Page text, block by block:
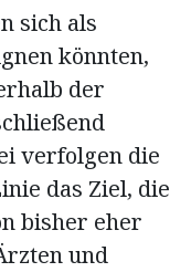
sich als
könnten,
der
verfolgen die
das Ziel, die
bisher eher
und